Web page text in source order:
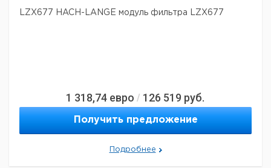
LZX677 HACH-LANGE модуль фильтра LZX677
1 318,74 евро / 126 519 руб.
Получить предложение
Подробнее